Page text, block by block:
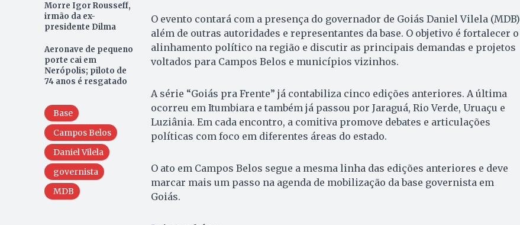
Morre Igor Rousseff,
irmão da ex-
presidente Dilma
Aeronave de pequeno
porte cai em
Nerópolis; piloto de
74 anos é resgatado
Base
Campos Belos
Daniel Vilela
governista
MDB
O evento contará com a presença do governador de Goiás Daniel Vilela (MDB)
além de outras autoridades e representantes da base. O objetivo é fortalecer o
alinhamento político na região e discutir as principais demandas e projetos
voltados para Campos Belos e municípios vizinhos.
A série “Goiás pra Frente” já contabiliza cinco edições anteriores. A última
ocorreu em Itumbiara e também já passou por Jaraguá, Rio Verde, Uruaçu e
Luziânia. Em cada encontro, a comitiva promove debates e articulações
políticas com foco em diferentes áreas do estado.
O ato em Campos Belos segue a mesma linha das edições anteriores e deve
marcar mais um passo na agenda de mobilização da base governista em
Goiás.